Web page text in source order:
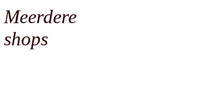
Meerdere
shops